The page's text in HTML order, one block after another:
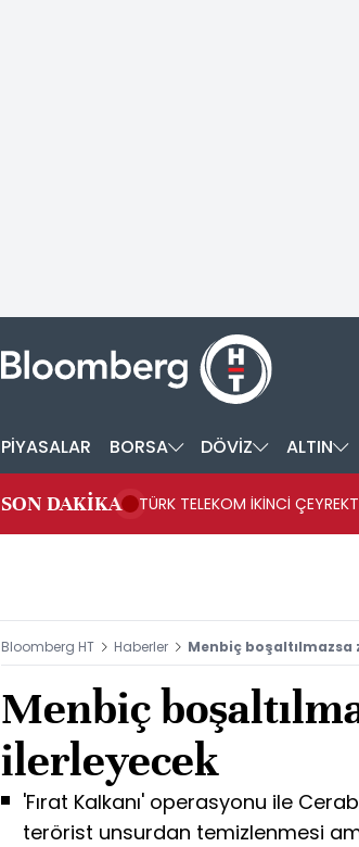
PİYASALAR BORSA DÖVİZ ALTIN
SON DAKİKA TÜRK TELEKOM İKİNCİ
Bloomberg HT Haberler Menbiç boşaltılmazsa
Menbiç
ilerleyecek
'Fırat Kalkanı' operasyonu ile
terörist unsurdan temizlenmesi